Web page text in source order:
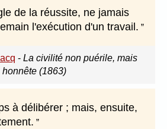
de la réussite, ne jamais
l'exécution d'un travail.
- La civilité non puérile, mais
honnête (1863)
à délibérer ; mais, ensuite,